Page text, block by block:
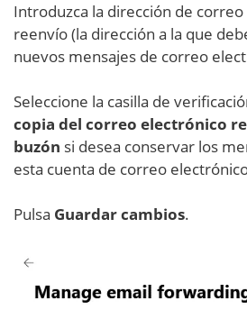
Introduzca la dirección de
reenvío (la dirección a la que
nuevos mensajes de correo
Seleccione la casilla de
copia del correo electrónico
buzón si desea conservar los
esta cuenta de correo
Pulsa Guardar cambios.